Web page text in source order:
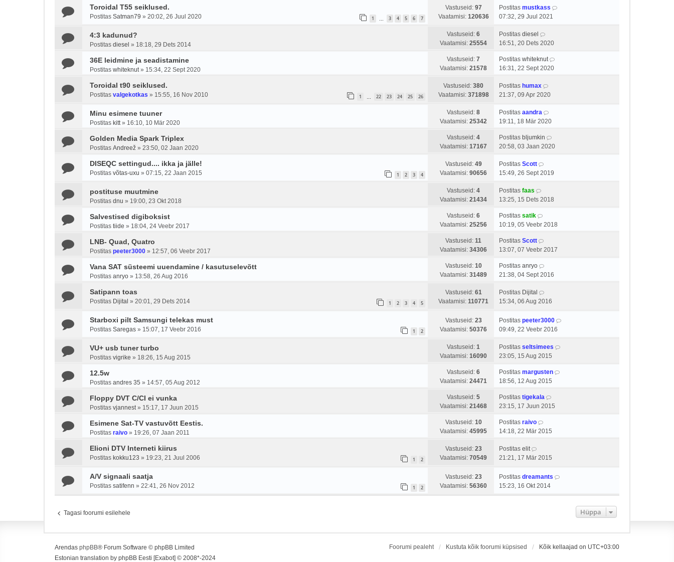
Toroidal T55 seiklused.
Postitas Satman79 » 20:02, 26 Juul 2020 1 3 4 5 6 7
Vastuseid: 97
Vaatamisi: 120636
Postitas mustkass
07:32, 29 Juul 2021
4:3 kadunud?
Postitas diesel » 18:18, 29 Dets 2014
Vastuseid: 6
Vaatamisi: 25554
Postitas diesel
16:51, 20 Dets 2020
36E leidmine ja seadistamine
Postitas whiteknut» 15:34, 22 Sept 2020
Vastuseid: 7
Vaatamisi: 21578
Postitas whiteknut
16:31, 22 Sept 2020
Toroidal t90 seiklused.
Postitas valgekotkas » 15:55, 16 Nov 2010 1 22 23 24 25 26
Vastuseid: 380
Vaatamisi: 371898
Postitas humax
21:37, 09 Apr 2020
Minu esimene tuuner
Postitas kitt» 16:10, 10 Mär 2020
Vastuseid: 8
Vaatamisi: 25342
Postitas aandra
19:11, 18 Mär 2020
Golden Media Spark Triplex
Postitas Andreež » 23:50, 02 Jaan 2020
Vastuseid: 4
Vaatamisi: 17167
Postitas bljumkin
20:58, 03 Jaan 2020
DISEQC settingud.... ikka ja jälle!
Postitas võtas-uxu » 07:15, 22 Jaan 2015 1 2 3 4
Vastuseid: 49
Vaatamisi: 90656
Postitas Scott
15:49, 26 Sept 2019
postituse muutmine
Postitas dnu » 19:00, 23 Okt 2018
Vastuseid: 4
Vaatamisi: 21434
Postitas faas
13:25, 15 Dets 2018
Salvestised digiboksist
Postitas tiide » 18:04, 24 Veebr 2017
Vastuseid: 6
Vaatamisi: 25256
Postitas satik
10:19, 05 Veebr 2018
LNB- Quad, Quatro
Postitas peeter3000 » 12:57, 06 Veebr 2017
Vastuseid: 11
Vaatamisi: 34306
Postitas Scott
13:07, 07 Veebr 2017
Vana SAT süsteemi uuendamine / kasutuselevõtt
Postitas anryo » 13:58, 26 Aug 2016
Vastuseid: 10
Vaatamisi: 31489
Postitas anryo
21:38, 04 Sept 2016
Satipann toas
Postitas Dijital » 20:01, 29 Dets 2014 1 2 3 4 5
Vastuseid: 61
Vaatamisi: 110771
Postitas Dijital
15:34, 06 Aug 2016
Starboxi pilt Samsungi telekas must
Postitas Saregas » 15:07, 17 Veebr 2016 1 2
Vastuseid: 23
Vaatamisi: 50376
Postitas peeter3000
09:49, 22 Veebr 2016
VU+ usb tuner turbo
Postitas vigrike » 18:26, 15 Aug 2015
Vastuseid: 1
Vaatamisi: 16090
Postitas seltsimees
23:05, 15 Aug 2015
12.5w
Postitas andres 35 » 14:57, 05 Aug 2012
Vastuseid: 6
Vaatamisi: 24471
Postitas margusten
18:56, 12 Aug 2015
Floppy DVT C/CI ei vunka
Postitas vjannest» 15:17, 17 Juun 2015
Vastuseid: 5
Vaatamisi: 21468
Postitas tigekala
23:15, 17 Juun 2015
Esimene Sat-TV vastuvõtt Eestis.
Postitas raivo » 19:26, 07 Jaan 2011
Vastuseid: 10
Vaatamisi: 45995
Postitas raivo
14:18, 22 Mär 2015
Elioni DTV Interneti kiirus
Postitas kokku123 » 19:23, 21 Juul 2006 1 2
Vastuseid: 23
Vaatamisi: 70549
Postitas elit
21:21, 17 Mär 2015
A/V signaali saatja
Postitas satifenn » 22:41, 26 Nov 2012 1 2
Vastuseid: 23
Vaatamisi: 56360
Postitas dreamants
15:23, 16 Okt 2014
Tagasi foorumi esilehele Hüppa
Foorumi pealeht Kustuta kõik foorumi küpsised Kõik kellaajad on UTC+03:00
Arendas phpBB® Forum Software © phpBB Limited
Estonian translation by phpBB Eesti [Exabot] © 2008*-2024